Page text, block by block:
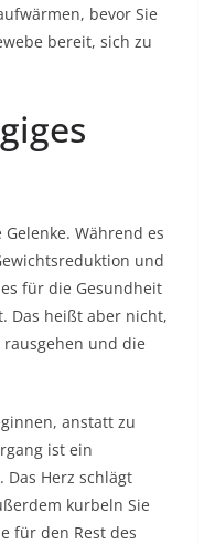
bevor Sie
bereit, sich zu
Während es
und
für die Gesundheit
Das heißt aber nicht,
und die
anstatt zu
ist ein
Das Herz schlägt
kurbeln Sie
für den Rest des